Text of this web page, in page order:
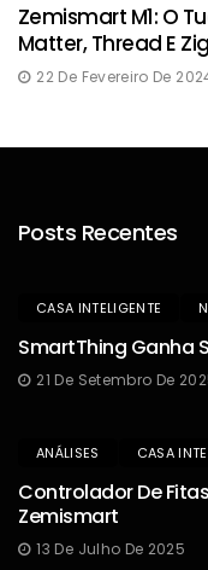
Zemismart M1: O
Matter, Thread E
22 De Fevereiro De
Posts Recentes
CASA INTELIGENTE
SmartThing Ganha
21 De Setembro De
ANÁLISES CASA
Controlador De
Zemismart
13 De Julho De 2025